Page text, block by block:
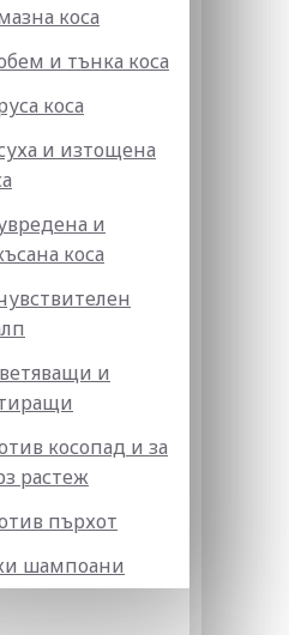
коса
и тънка коса
коса
и изтощена
и
коса
и
косопад и за
растеж
пърхот
шампоани